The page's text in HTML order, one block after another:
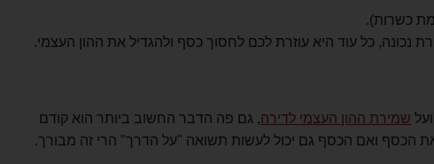
כשרות).
נכונה, כל עוד היא עוזרת לכם לחסוך כסף ולהגדיל את ההון העצמי.
ועל שמירת ההון העצמי לדירה, גם פה הדבר החשוב ביותר הוא קודם
הכסף ואם הכסף גם יכול לעשות תשואה "על הדרך" הרי זה מבורך.